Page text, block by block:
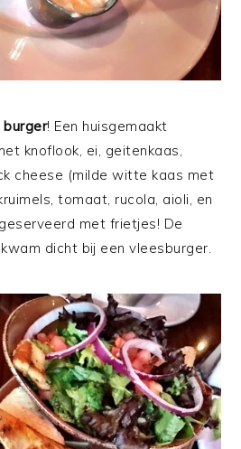
! Een huisgemaakt
knoflook, ei, geitenkaas,
cheese (milde witte kaas met
tomaat, rucola, aioli, en
met frietjes! De
dicht bij een vleesburger.